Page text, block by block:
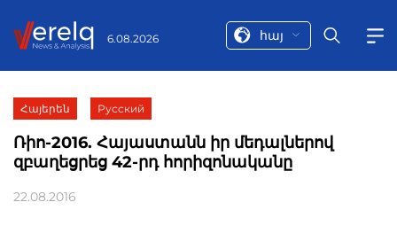
6.08.2026 հայ
Հայերեն Русский
Ռիո-2016. Հայաստանն իր մեդալներով
զբաղեցրեց 42-րդ հորիզոնականը
22.08.2016